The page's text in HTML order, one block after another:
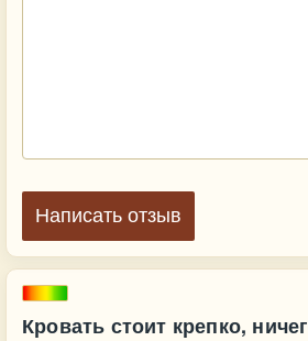
Кровать стоит крепко,
Написать отзыв